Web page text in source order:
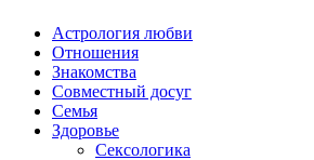
Астрология любви
Отношения
Знакомства
Совместный досуг
Семья
Здоровье
Сексологика